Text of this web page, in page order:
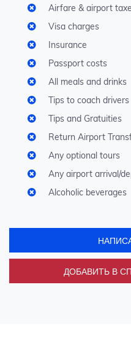
Airfare & airport
Visa charges
Insurance
Passport costs
All meals and drinks
Tips to coach
Tips and Gratuities
Return Airport
Any optional tours
Any airport arrival/
Alcoholic beverages
ДОБАВИТЬ В